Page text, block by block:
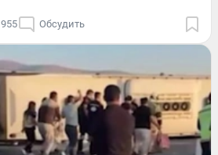
955 Обсудить